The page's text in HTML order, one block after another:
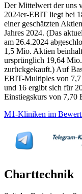
Der Mittelwert der uns
2024er-EBIT liegt bei
einer geschätzten
Jahres 2024. (Das
am 26.4.2024
1,5 Mio. Aktien
ursprünglich 19,64
zurückgekauft.) Auf
EBIT-Multiples von 7,7
und 16 ergibt sich für
Einstiegskurs von 7,70
M1-Kliniken im
Charttechnik